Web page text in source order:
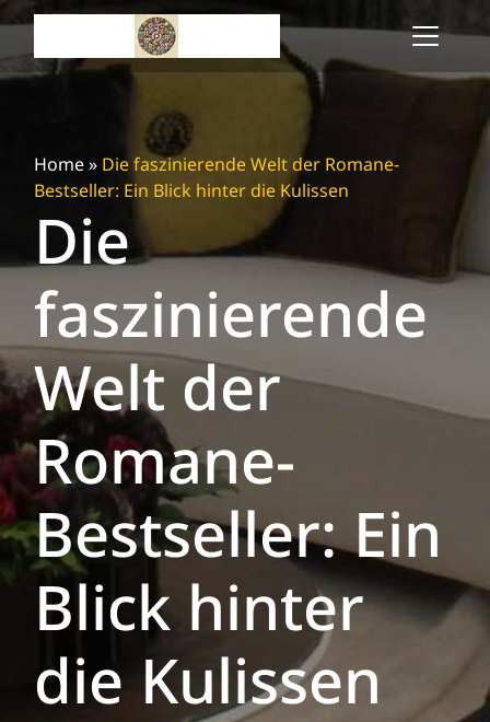
Skip
content
Home» Die faszinierende Welt der Romane-
Bestseller: Ein Blick hinter die Kulissen
Die
faszinierende
Welt der
Romane-
Bestseller: Ein
Blick hinter
die Kulissen